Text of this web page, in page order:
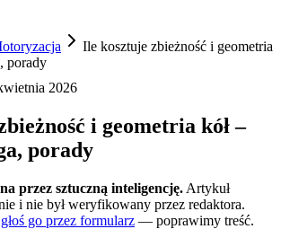
Ile kosztuje zbieżność i geometria
porady
2026
i geometria kół –
porady
przez sztuczną inteligencję. Artykuł
i nie był weryfikowany przez redaktora.
go przez formularz — poprawimy treść.